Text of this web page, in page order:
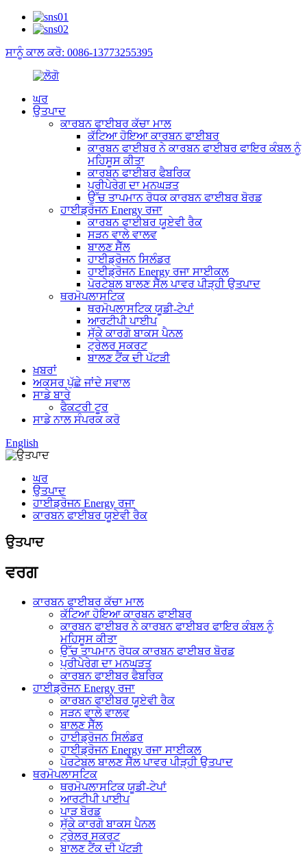
ਸਾਨੂੰ ਕਾਲ ਕਰੋ: 0086-13773255395
ਘਰ
ਉਤਪਾਦ
ਕਾਰਬਨ ਫਾਈਬਰ ਕੱਚਾ ਮਾਲ
ਕੱਟਿਆ ਹੋਇਆ ਕਾਰਬਨ ਫਾਈਬਰ
ਕਾਰਬਨ ਫਾਈਬਰ ਨੇ ਕਾਰਬਨ ਫਾਈਬਰ ਫਾਇਰ ਕੰਬਲ ਨੂੰ
ਮਹਿਸੂਸ ਕੀਤਾ
ਕਾਰਬਨ ਫਾਈਬਰ ਫੈਬਰਿਕ
ਪ੍ਰੀਪੇਰੇਗ ਦਾ ਮਨਘੜਤ
ਉੱਚ ਤਾਪਮਾਨ ਰੋਧਕ ਕਾਰਬਨ ਫਾਈਬਰ ਬੋਰਡ
ਹਾਈਡ੍ਰੋਜਨ Energy ਰਜਾ
ਕਾਰਬਨ ਫਾਈਬਰ ਯੂਏਵੀ ਰੈਕ
ਸੜਨ ਵਾਲੇ ਵਾਲਵ
ਬਾਲਣ ਸੈੱਲ
ਹਾਈਡ੍ਰੋਜਨ ਸਿਲੰਡਰ
ਹਾਈਡ੍ਰੋਜਨ Energy ਰਜਾ ਸਾਈਕਲ
ਪੋਰਟੇਬਲ ਬਾਲਣ ਸੈੱਲ ਪਾਵਰ ਪੀੜ੍ਹੀ ਉਤਪਾਦ
ਥਰਮੋਪਲਾਸਟਿਕ
ਥਰਮੋਪਲਾਸਟਿਕ ਯੂਡੀ-ਟੇਪਾਂ
ਆਰਟੀਪੀ ਪਾਈਪ
ਸੁੱਕੇ ਕਾਰਗੋ ਬਾਕਸ ਪੈਨਲ
ਟ੍ਰੇਲਰ ਸਕਰਟ
ਬਾਲਣ ਟੈਂਕ ਦੀ ਪੱਟੜੀ
ਖ਼ਬਰਾਂ
ਅਕਸਰ ਪੁੱਛੇ ਜਾਂਦੇ ਸਵਾਲ
ਸਾਡੇ ਬਾਰੇ
ਫੈਕਟਰੀ ਟੂਰ
ਸਾਡੇ ਨਾਲ ਸੰਪਰਕ ਕਰੋ
English
ਘਰ
ਉਤਪਾਦ
ਹਾਈਡ੍ਰੋਜਨ Energy ਰਜਾ
ਕਾਰਬਨ ਫਾਈਬਰ ਯੂਏਵੀ ਰੈਕ
ਉਤਪਾਦ
ਵਰਗ
ਕਾਰਬਨ ਫਾਈਬਰ ਕੱਚਾ ਮਾਲ
ਕੱਟਿਆ ਹੋਇਆ ਕਾਰਬਨ ਫਾਈਬਰ
ਕਾਰਬਨ ਫਾਈਬਰ ਨੇ ਕਾਰਬਨ ਫਾਈਬਰ ਫਾਇਰ ਕੰਬਲ ਨੂੰ
ਮਹਿਸੂਸ ਕੀਤਾ
ਉੱਚ ਤਾਪਮਾਨ ਰੋਧਕ ਕਾਰਬਨ ਫਾਈਬਰ ਬੋਰਡ
ਪ੍ਰੀਪੇਰੇਗ ਦਾ ਮਨਘੜਤ
ਕਾਰਬਨ ਫਾਈਬਰ ਫੈਬਰਿਕ
ਹਾਈਡ੍ਰੋਜਨ Energy ਰਜਾ
ਕਾਰਬਨ ਫਾਈਬਰ ਯੂਏਵੀ ਰੈਕ
ਸੜਨ ਵਾਲੇ ਵਾਲਵ
ਬਾਲਣ ਸੈੱਲ
ਹਾਈਡ੍ਰੋਜਨ ਸਿਲੰਡਰ
ਹਾਈਡ੍ਰੋਜਨ Energy ਰਜਾ ਸਾਈਕਲ
ਪੋਰਟੇਬਲ ਬਾਲਣ ਸੈੱਲ ਪਾਵਰ ਪੀੜ੍ਹੀ ਉਤਪਾਦ
ਥਰਮੋਪਲਾਸਟਿਕ
ਥਰਮੋਪਲਾਸਟਿਕ ਯੂਡੀ-ਟੇਪਾਂ
ਆਰਟੀਪੀ ਪਾਈਪ
ਪਾੜ ਬੋਰਡ
ਸੁੱਕੇ ਕਾਰਗੋ ਬਾਕਸ ਪੈਨਲ
ਟ੍ਰੇਲਰ ਸਕਰਟ
ਬਾਲਣ ਟੈਂਕ ਦੀ ਪੱਟੜੀ